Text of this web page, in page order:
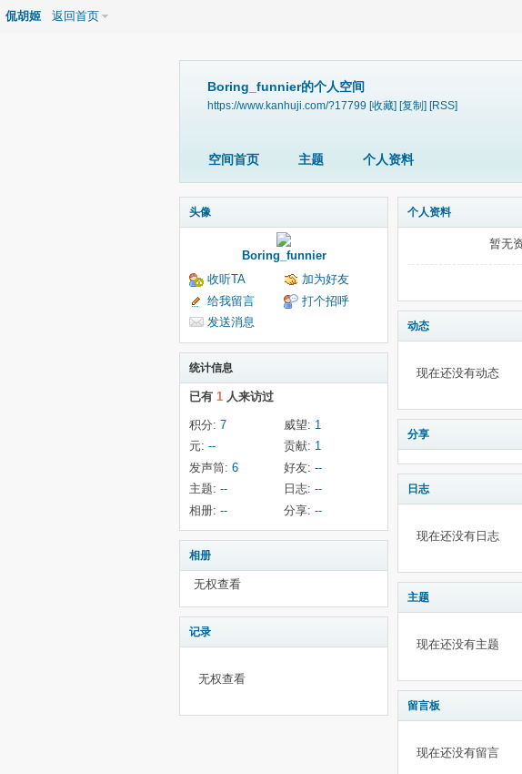
侃胡姬 返回首页
Boring_funnier的个人空间
https://www.kanhuji.com/?17799 [收藏] [复制] [RSS]
空间首页 主题 个人资料
头像
Boring_funnier
收听TA
加为好友
给我留言
打个招呼
发送消息
统计信息
已有 1 人来访过
积分: 7 威望: 1
元: -- 贡献: 1
发声筒: 6 好友: --
主题: -- 日志: --
相册: -- 分享: --
相册
无权查看
记录
无权查看
个人资料
暂无
动态
现在还没有动态
分享
日志
现在还没有日志
主题
现在还没有主题
留言板
现在还没有留言